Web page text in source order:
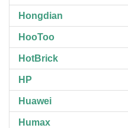
Hongdian
HooToo
HotBrick
HP
Huawei
Humax